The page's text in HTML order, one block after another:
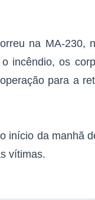
na MA-230,
incêndio, os
para a
início da manhã
vítimas.